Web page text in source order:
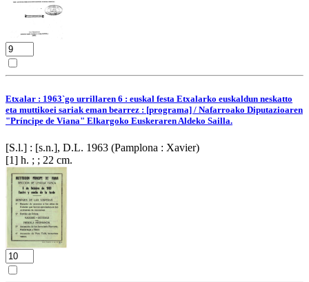
Etxalar : 1963`go urrillaren 6 : euskal festa Etxalarko euskaldun neskatto
eta muttikoei sariak eman bearrez : [programa] / Nafarroako Diputazioaren
"Príncipe de Viana" Elkargoko Euskeraren Aldeko Sailla.
[S.l.] : [s.n.], D.L. 1963 (Pamplona : Xavier)
[1] h. ; ; 22 cm.